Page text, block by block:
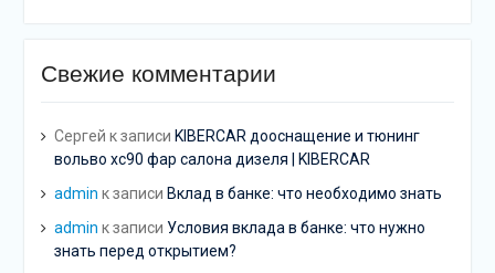
Свежие комментарии
Сергей к записи KIBERCAR дооснащение и тюнинг
вольво хс90 фар салона дизеля | KIBERCAR
admin к записи Вклад в банке: что необходимо знать
admin к записи Условия вклада в банке: что нужно
знать перед открытием?